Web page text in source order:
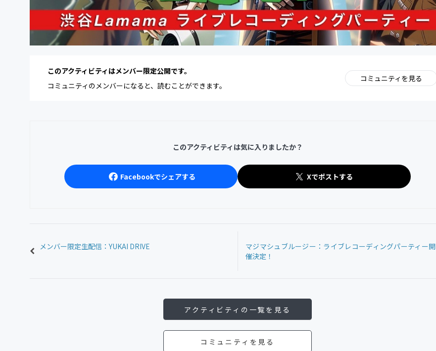
このアクティビティはメンバー限定公開です。
コミュニティのメンバーになると、読むことができます。
コミュニティを見る
このアクティビティは気に入りましたか？
Facebookでシェアする Xでポストする
メンバー限定生配信：YUKAI DRIVE
マジマシュブルージー：ライブレコーディングパーティー開
催決定！
アクティビティの一覧を見る
コミュニティを見る